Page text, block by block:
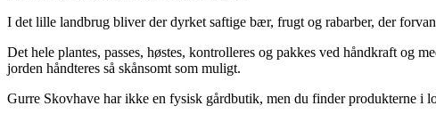
I det lille landbrug bliver der dyrket saftige bær, frugt og rabarber, der
Det hele plantes, passes, høstes, kontrolleres og pakkes ved håndkraft og
jorden håndteres så skånsomt som muligt.
Gurre Skovhave har ikke en fysisk gårdbutik, men du finder produkterne i